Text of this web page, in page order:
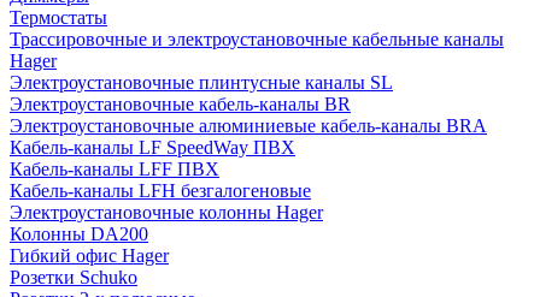
Термостаты
Трассировочные и электроустановочные кабельные каналы
Hager
Электроустановочные плинтусные каналы SL
Электроустановочные кабель-каналы BR
Электроустановочные алюминиевые кабель-каналы BRA
Кабель-каналы LF SpeedWay ПВХ
Кабель-каналы LFF ПВХ
Кабель-каналы LFH безгалогеновые
Электроустановочные колонны Hager
Колонны DA200
Гибкий офис Hager
Розетки Schuko